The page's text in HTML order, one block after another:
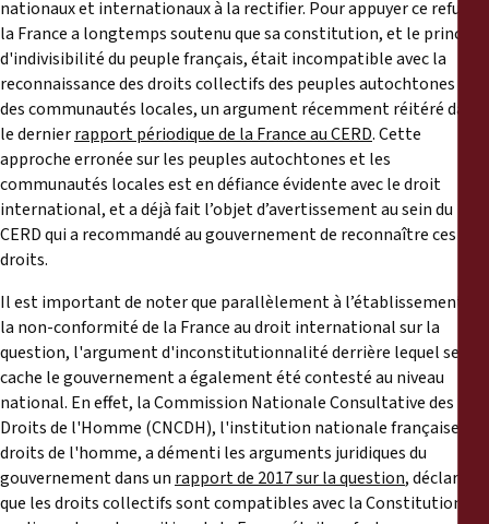
nationaux et internationaux à la rectifier. Pour appuyer ce refus,
la France a longtemps soutenu que sa constitution, et le principe
d'indivisibilité du peuple français, était incompatible avec la
reconnaissance des droits collectifs des peuples autochtones et
des communautés locales, un argument récemment réitéré dans
le dernierrapport périodique de la France au CERD. Cette
approche erronée sur les peuples autochtones et les
communautés locales est en défiance évidente avec le droit
international, et a déjà fait l’objet d’avertissement au sein du
CERD qui a recommandé au gouvernement de reconnaître ces
droits.
Il est important de noter que parallèlement à l’établissement de
la non-conformité de la France au droit international sur la
question, l'argument d'inconstitutionnalité derrière lequel se
cache le gouvernement a également été contesté au niveau
national. En effet, la Commission Nationale Consultative des
Droits de l'Homme (CNCDH), l'institution nationale française des
droits de l'homme, a démenti les arguments juridiques du
gouvernement dans un rapport de 2017 sur la question, déclarant
que les droits collectifs sont compatibles avec la Constitution et